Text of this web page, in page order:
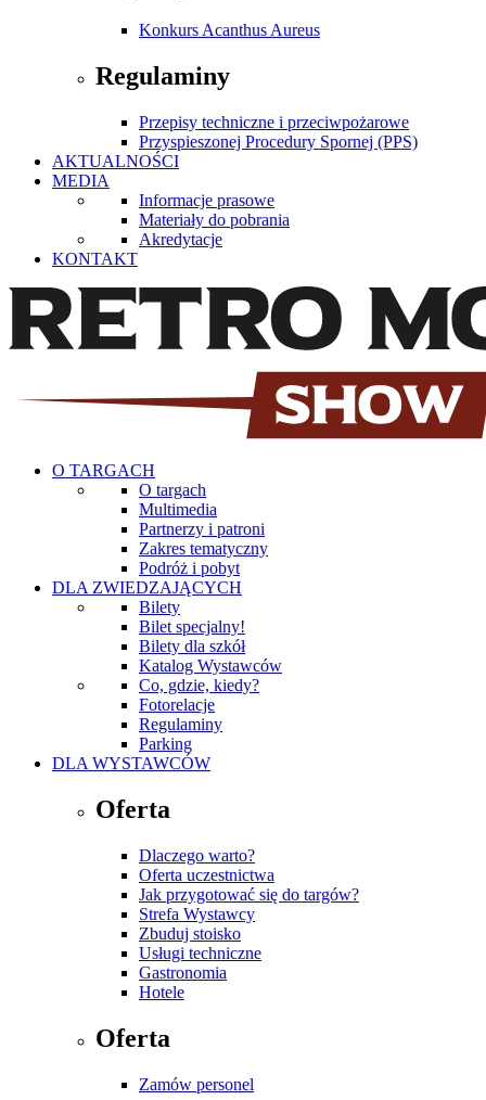
Konkurs Acanthus Aureus
Regulaminy
Przepisy techniczne i przeciwpożarowe
Przyspieszonej Procedury Spornej (PPS)
AKTUALNOŚCI
MEDIA
Informacje prasowe
Materiały do pobrania
Akredytacje
KONTAKT
O TARGACH
O targach
Multimedia
Partnerzy i patroni
Zakres tematyczny
Podróż i pobyt
DLA ZWIEDZAJĄCYCH
Bilety
Bilet specjalny!
Bilety dla szkół
Katalog Wystawców
Co, gdzie, kiedy?
Fotorelacje
Regulaminy
Parking
DLA WYSTAWCÓW
Oferta
Dlaczego warto?
Oferta uczestnictwa
Jak przygotować się do targów?
Strefa Wystawcy
Zbuduj stoisko
Usługi techniczne
Gastronomia
Hotele
Oferta
Zamów personel